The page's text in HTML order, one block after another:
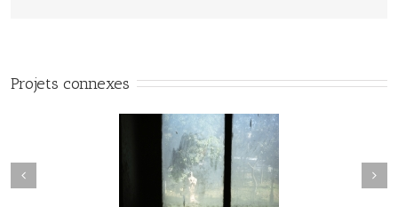
Projets connexes
Passage #016